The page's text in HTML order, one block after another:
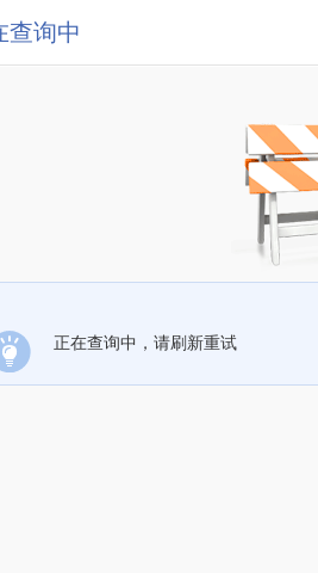
查询中
正在查询中，请刷新重试